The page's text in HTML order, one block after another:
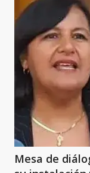
Mesa de
su